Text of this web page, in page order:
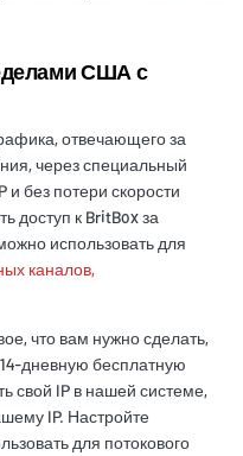
США с
отвечающего за
через специальный
без потери скорости
доступ к BritBox за
использовать для
каналов,
что вам нужно сделать,
дневную бесплатную
свой IP в нашей системе,
IP. Настройте
для потокового